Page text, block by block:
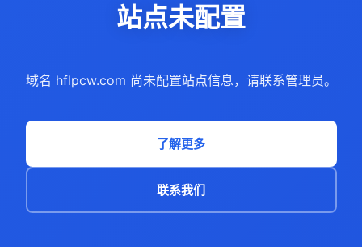
站点未配置
域名 hflpcw.com 尚未配置站点信息，请联系管理员。
了解更多
联系我们